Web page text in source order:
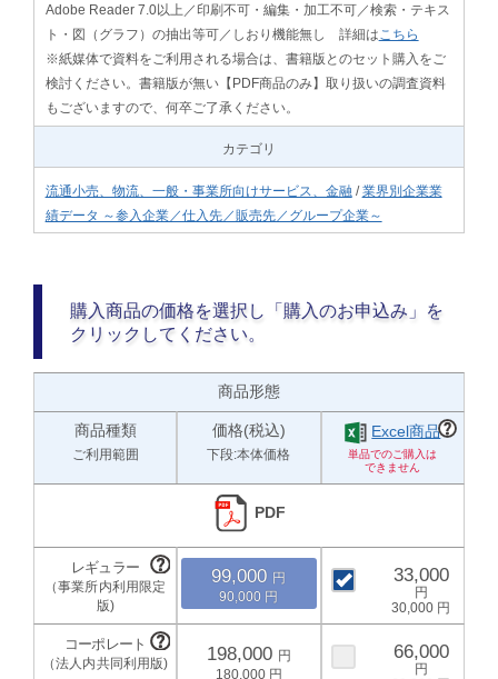
Adobe Reader 7.0以上／印刷不可・編集・加工不可／検索・テキス
ト・図（グラフ）の抽出等可／しおり機能無し 詳細は こちら
※紙媒体で資料をご利用される場合は、書籍版とのセット購入をご
検討ください。書籍版が無い【PDF商品のみ】取り扱いの調査資料
もございますので、何卒ご了承ください。
カテゴリ
流通小売、物流、一般・事業所向けサービス、金融 /業界別企業業
績データ ～参入企業／仕入先／販売先／グループ企業～
購入商品の価格を選択し「購入のお申込み」を
クリックしてください。
商品形態
商品種類
ご利用範囲
価格(税込)
下段:本体価格
Excel商品
PDF
99,000
90,000
33,000
30,000
198,000
180,000
66,000